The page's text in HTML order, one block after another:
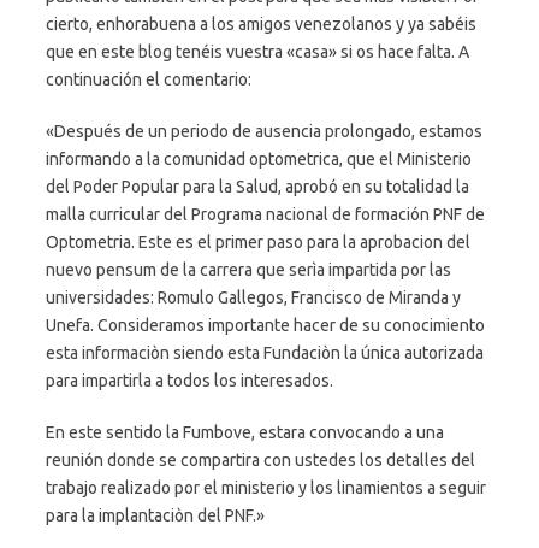
cierto, enhorabuena a los amigos venezolanos y ya sabéis
que en este blog tenéis vuestra «casa» si os hace falta. A
continuación el comentario:
«Después de un periodo de ausencia prolongado, estamos
informando a la comunidad optometrica, que el Ministerio
del Poder Popular para la Salud, aprobó en su totalidad la
malla curricular del Programa nacional de formación PNF de
Optometria. Este es el primer paso para la aprobacion del
nuevo pensum de la carrera que serìa impartida por las
universidades: Romulo Gallegos, Francisco de Miranda y
Unefa. Consideramos importante hacer de su conocimiento
esta informaciòn siendo esta Fundaciòn la única autorizada
para impartirla a todos los interesados.
En este sentido la Fumbove, estara convocando a una
reunión donde se compartira con ustedes los detalles del
trabajo realizado por el ministerio y los linamientos a seguir
para la implantaciòn del PNF.»